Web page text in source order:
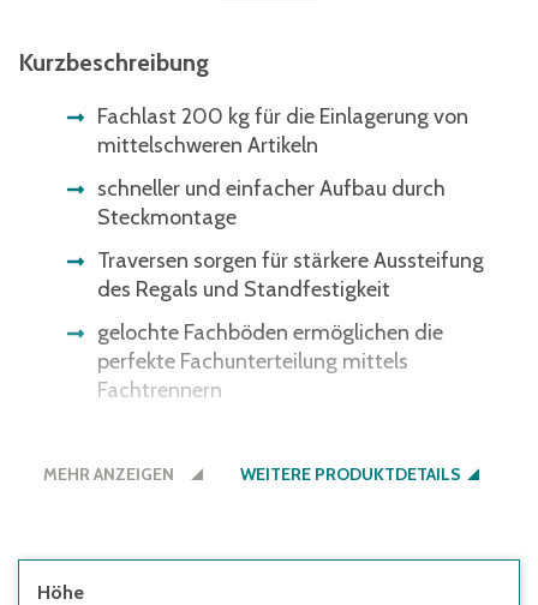
Kurzbeschreibung
Fachlast 200 kg für die Einlagerung von
mittelschweren Artikeln
schneller und einfacher Aufbau durch
Steckmontage
Traversen sorgen für stärkere Aussteifung
des Regals und Standfestigkeit
gelochte Fachböden ermöglichen die
perfekte Fachunterteilung mittels
Fachtrennern
höhenverstellbar – optimale Anpassung ans
ausreichend gegen Kippen gesichert
MEHR ANZEIGEN WEITERE PRODUKTDETAILS
Höhe